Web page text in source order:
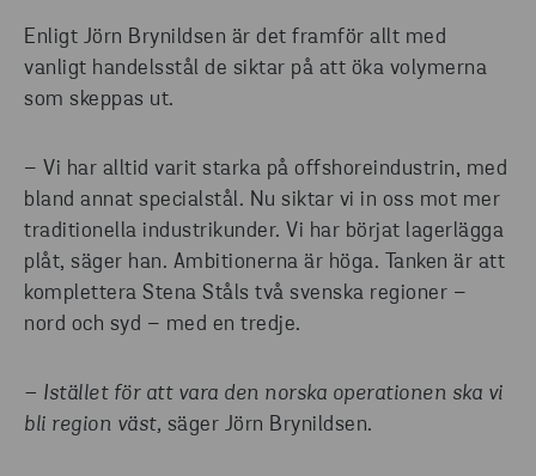
Enligt Jörn Brynildsen är det framför allt med
vanligt handelsstål de siktar på att öka volymerna
som skeppas ut.
– Vi har alltid varit starka på offshoreindustrin, med
bland annat specialstål. Nu siktar vi in oss mot mer
traditionella industrikunder. Vi har börjat lagerlägga
plåt, säger han. Ambitionerna är höga. Tanken är att
komplettera Stena Ståls två svenska regioner –
nord och syd – med en tredje.
– Istället för att vara den norska operationen ska vi
bli region väst, säger Jörn Brynildsen.